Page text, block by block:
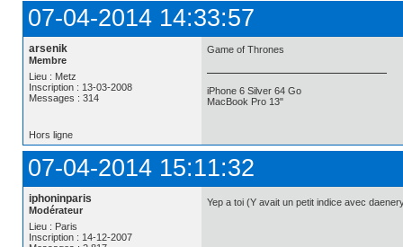
07-04-2014 14:33:57
arsenik
Membre
Lieu : Metz
Inscription : 13-03-2008
Messages : 314
Game of Thrones
iPhone 6 Silver 64 Go
MacBook Pro 13"
Hors ligne
07-04-2014 15:11:32
iphoninparis
Modérateur
Lieu : Paris
Inscription : 14-12-2007
Yep a toi (Y avait un petit indice avec